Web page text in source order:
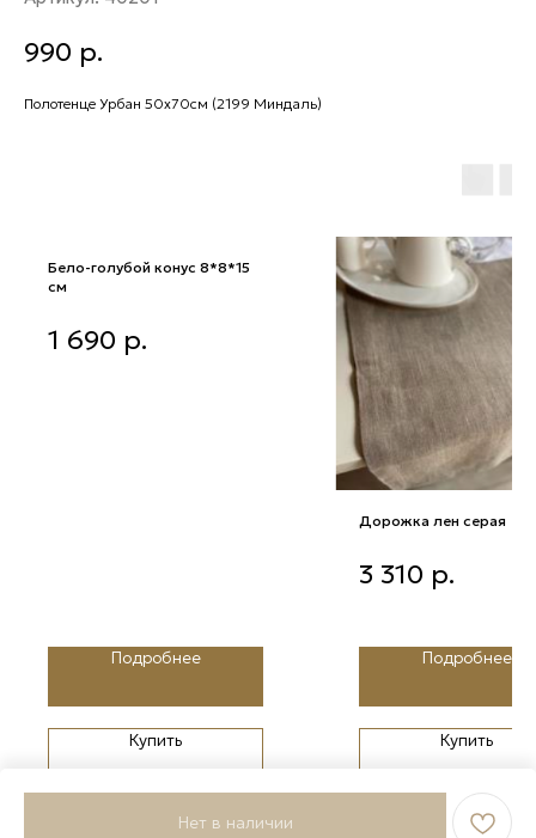
990 р.
Нет в наличии
Полотенце Урбан 50х70см (2199 Миндаль)
Бело-голубой конус 8*8*15
см
1 690 р.
Подробнее
Купить
Дорожка лен серая
3 310 р.
Подробнее
Купить